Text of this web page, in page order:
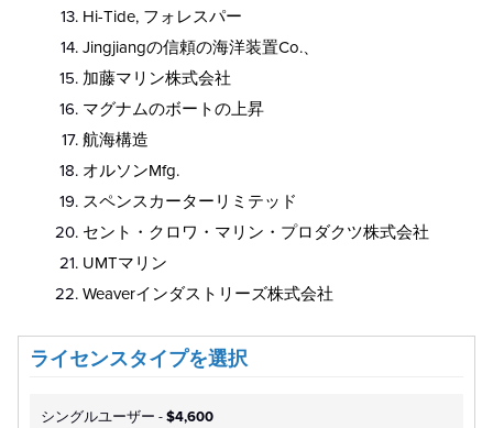
Hi-Tide, フォレスパー
Jingjiangの信頼の海洋装置Co.、
加藤マリン株式会社
マグナムのボートの上昇
航海構造
オルソンMfg.
スペンスカーターリミテッド
セント・クロワ・マリン・プロダクツ株式会社
UMTマリン
Weaverインダストリーズ株式会社
ライセンスタイプを選択
シングルユーザー -$4,600